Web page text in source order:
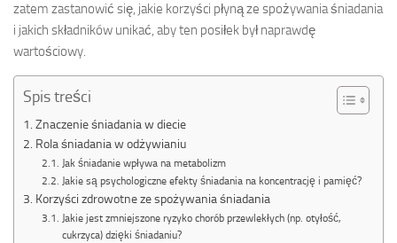
zatem zastanowić się, jakie korzyści płyną ze spożywania śniadania
i jakich składników unikać, aby ten posiłek był naprawdę
wartościowy.
Spis treści
Znaczenie śniadania w diecie
Rola śniadania w odżywianiu
Jak śniadanie wpływa na metabolizm
Jakie są psychologiczne efekty śniadania na koncentrację i pamięć?
Korzyści zdrowotne ze spożywania śniadania
Jakie jest zmniejszone ryzyko chorób przewlekłych (np. otyłość,
cukrzyca) dzięki śniadaniu?